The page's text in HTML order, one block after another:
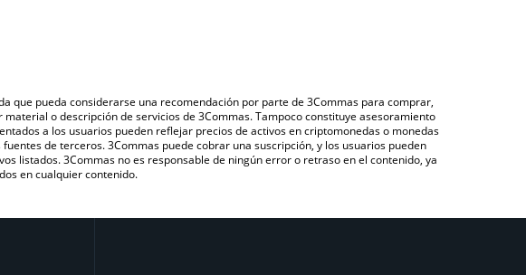
que pueda considerarse una recomendación por parte de 3Commas para comprar,
o descripción de servicios de 3Commas. Tampoco constituye asesoramiento
a los usuarios pueden reflejar precios de activos en criptomonedas o monedas
de terceros. 3Commas puede cobrar una suscripción, y los usuarios pueden
listados. 3Commas no es responsable de ningún error o retraso en el contenido, ya
en cualquier contenido.